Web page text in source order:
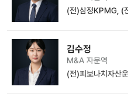
(전)삼정KPMG, (
김수정
M&A 자문역
(전)피보나치자산